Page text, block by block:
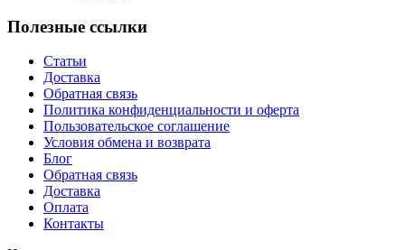
Полезные ссылки
Статьи
Доставка
Обратная связь
Политика конфиденциальности и оферта
Пользовательское соглашение
Условия обмена и возврата
Блог
Обратная связь
Доставка
Оплата
Контакты